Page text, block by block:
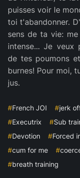
puisses voir le
toi t'abandonner.
sens de ta vie:
intense... Je veux
de tes poumons
burnes! Pour moi,
jus.
#French JOI #jerk
#Executrix #Sub
#Devotion #Forced
#cum for me #
#breath training